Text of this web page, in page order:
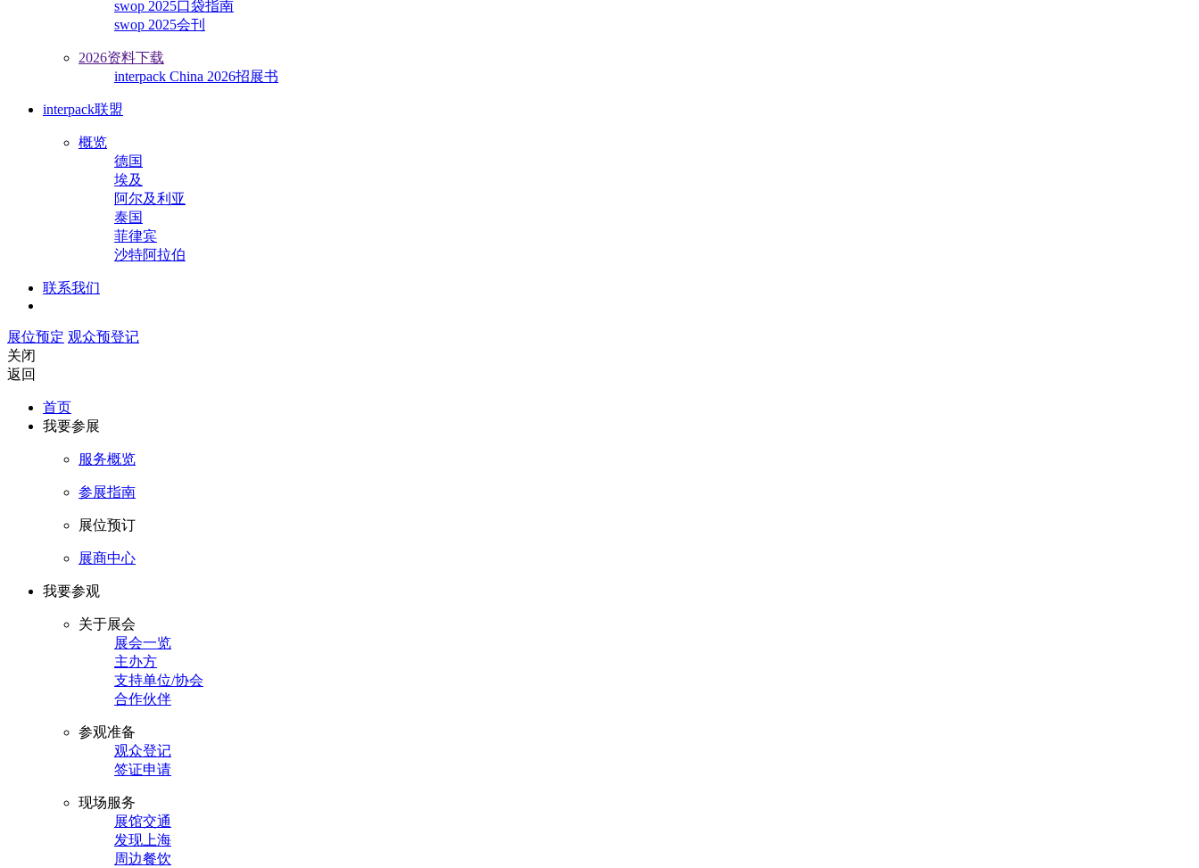
swop 2025口袋指南
swop 2025会刊
2026资料下载
interpack China 2026招展书
interpack联盟
概览
德国
埃及
阿尔及利亚
泰国
菲律宾
沙特阿拉伯
联系我们
展位预定 观众预登记
关闭
返回
首页
我要参展
服务概览
参展指南
展位预订
展商中心
我要参观
关于展会
展会一览
主办方
支持单位/协会
合作伙伴
参观准备
观众登记
签证申请
现场服务
展馆交通
发现上海
周边餐饮